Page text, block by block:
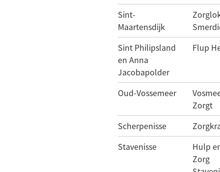
Sint-
Maartensdijk
Sint Philipsland
en Anna
Jacobapolder
Flup
Oud-Vossemeer
Zorgt
Scherpenisse
Stavenisse
Hulp
Zorg